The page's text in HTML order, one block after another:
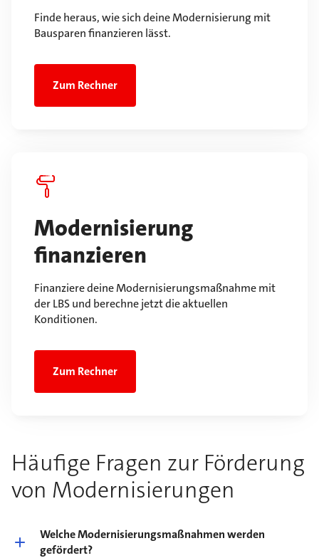
Finde heraus, wie sich deine Modernisierung mit
Bausparen finanzieren lässt.
Zum Rechner
Modernisierung
finanzieren
Finanziere deine Modernisierungsmaßnahme mit
der LBS und berechne jetzt die aktuellen
Konditionen.
Zum Rechner
Häufige Fragen zur Förderung
von Modernisierungen
Welche Modernisierungsmaßnahmen werden
gefördert?